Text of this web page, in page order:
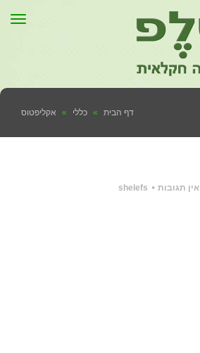
דף הבית » כללי » אקליפטוס
אין תגובות shelefs